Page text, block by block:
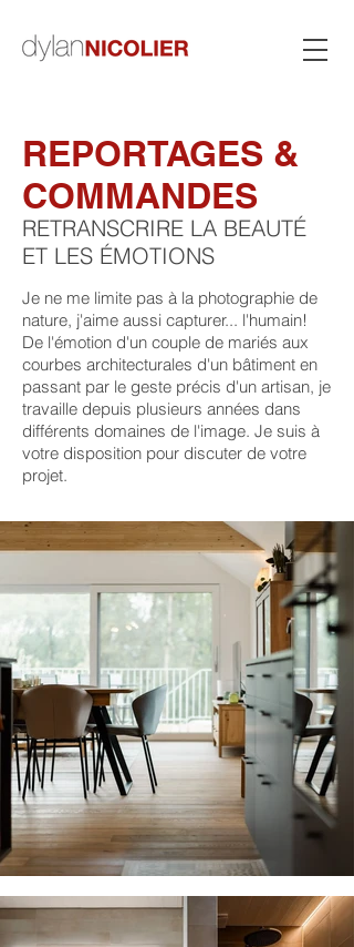
REPORTAGES &
COMMANDES
RETRANSCRIRE LA BEAUTÉ
ET LES ÉMOTIONS
Je ne me limite pas à la photographie de
nature, j'aime aussi capturer... l'humain!
De l'émotion d'un couple de mariés aux
courbes architecturales d'un bâtiment en
passant par le geste précis d'un artisan, je
travaille depuis plusieurs années dans
différents domaines de l'image. Je suis à
votre disposition pour discuter de votre
projet.